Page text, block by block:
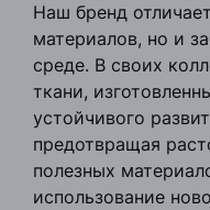
Наш бренд
материалов, но и
среде. В своих
ткани,
устойчивого
предотвращая
полезных
использование